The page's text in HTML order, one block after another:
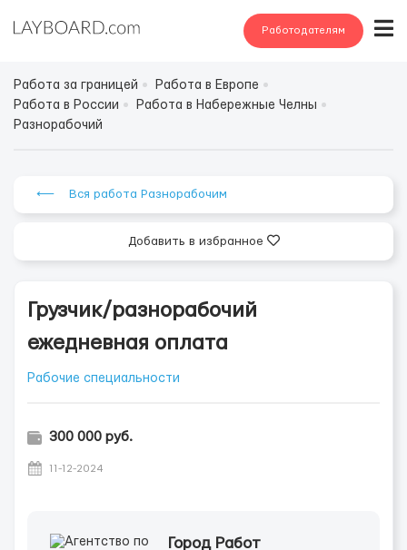
Работодателям
Работа за границей
Работа в Европе
Работа в России
Работа в Набережные Челны
Разнорабочий
⟵ Вся работа Разнорабочим
Добавить в избранное
Грузчик/разнорабочий
ежедневная оплата
Рабочие специальности
300 000 руб.
11-12-2024
Город Работ